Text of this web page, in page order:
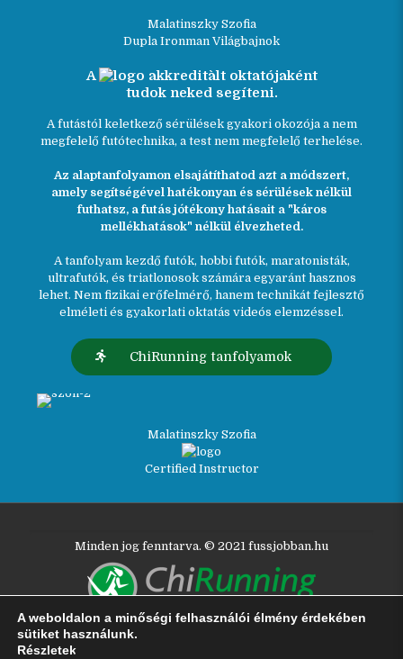
Malatinszky Szofia
Dupla Ironman Világbajnok
A
akkreditàlt oktatójaként
tudok neked segíteni.
A futástól keletkező sérülések gyakori okozója a nem
megfelelő futótechnika, a test nem megfelelő terhelése.
Az alaptanfolyamon elsajátíthatod azt a módszert,
amely segítségével hatékonyan és sérülések nélkül
futhatsz, a futás jótékony hatásait a "káros
mellékhatások" nélkül élvezheted.
A tanfolyam kezdő futók, hobbi futók, maratonisták,
ultrafutók, és triatlonosok számára egyaránt hasznos
lehet. Nem fizikai erőfelmérő, hanem technikát fejlesztő
elméleti és gyakorlati oktatás videós elemzéssel.
ChiRunning tanfolyamok
Malatinszky Szofia
Certified Instructor
Minden jog fenntarva. © 2021 fussjobban.hu
A weboldalon a minőségi felhasználói élmény érdekében
sütiket használunk.
Részletek